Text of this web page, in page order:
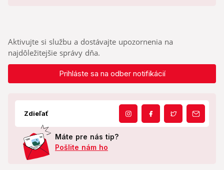
Aktivujte si službu a dostávajte upozornenia na
najdôležitejšie správy dňa.
Prihláste sa na odber notifikácií
Zdieľať
Máte pre nás tip?
Pošlite nám ho